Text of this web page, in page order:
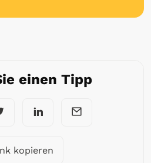
einen Tipp
kopieren